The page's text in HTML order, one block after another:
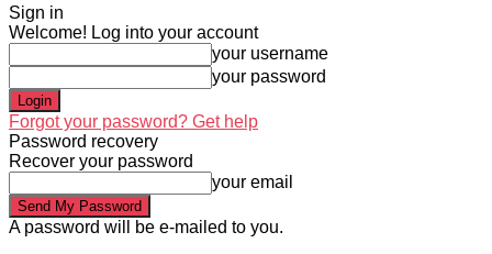
Sign in
Welcome! Log into your account
your username
your password
Forgot your password? Get help
Password recovery
Recover your password
your email
A password will be e-mailed to you.